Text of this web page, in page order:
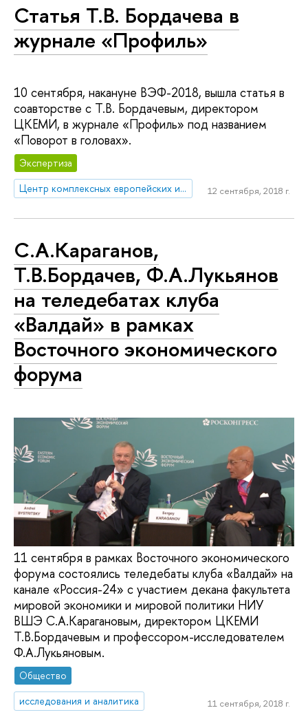
Статья Т.В. Бордачева в
журнале «Профиль»
10 сентября, накануне ВЭФ-2018, вышла статья в
соавторстве с Т.В. Бордачевым, директором
ЦКЕМИ, в журнале «Профиль» под названием
«Поворот в головах».
Экспертиза
Центр комплексных европейских и международных исследований (ЦКЕМИ)
12 сентября, 2018 г.
С.А.Караганов,
Т.В.Бордачев, Ф.А.Лукьянов
на теледебатах клуба
«Валдай» в рамках
Восточного экономического
форума
11 сентября в рамках Восточного экономического
форума состоялись теледебаты клуба «Валдай» на
канале «Россия-24» с участием декана факультета
мировой экономики и мировой политики НИУ
ВШЭ С.А.Карагановым, директором ЦКЕМИ
Т.В.Бордачевым и профессором-исследователем
Ф.А.Лукьяновым.
Общество
исследования и аналитика
11 сентября, 2018 г.